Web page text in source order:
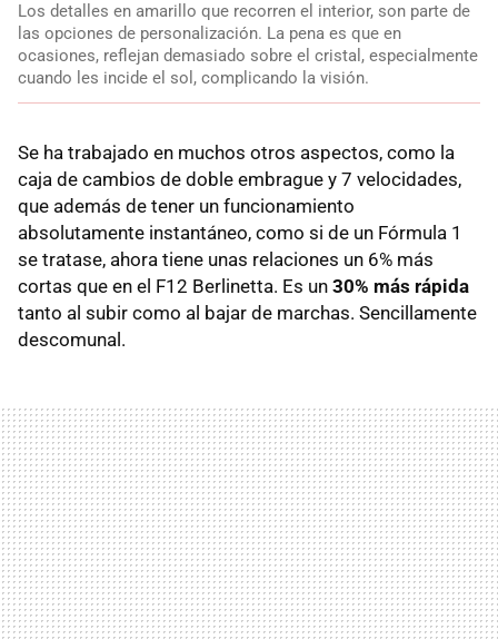
Los detalles en amarillo que recorren el interior, son parte de
las opciones de personalización. La pena es que en
ocasiones, reflejan demasiado sobre el cristal, especialmente
cuando les incide el sol, complicando la visión.
Se ha trabajado en muchos otros aspectos, como la
caja de cambios de doble embrague y 7 velocidades,
que además de tener un funcionamiento
absolutamente instantáneo, como si de un Fórmula 1
se tratase, ahora tiene unas relaciones un 6% más
cortas que en el F12 Berlinetta. Es un 30% más rápida
tanto al subir como al bajar de marchas. Sencillamente
descomunal.